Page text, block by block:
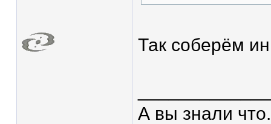
Так соберём
А вы знали